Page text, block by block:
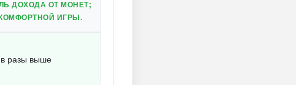
ДОХОДА ОТ МОНЕТ;
ИГРЫ.
разы выше